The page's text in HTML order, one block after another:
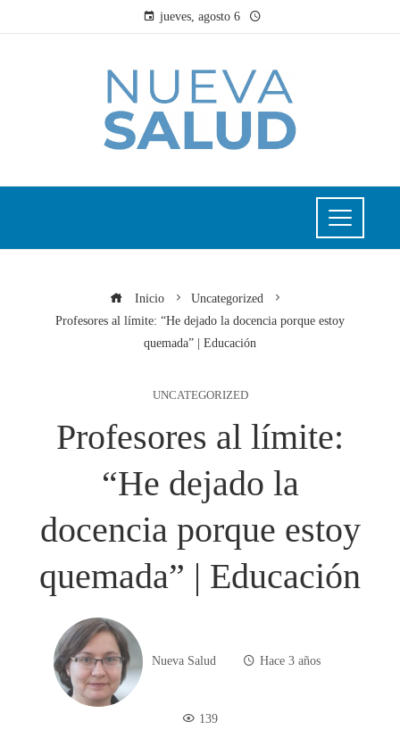
jueves, agosto 6
Inicio
Uncategorized
Profesores al límite: “He dejado la docencia porque estoy
quemada” | Educación
UNCATEGORIZED
Profesores al límite:
“He dejado la
docencia porque estoy
quemada” | Educación
Nueva Salud Hace 3 años
139